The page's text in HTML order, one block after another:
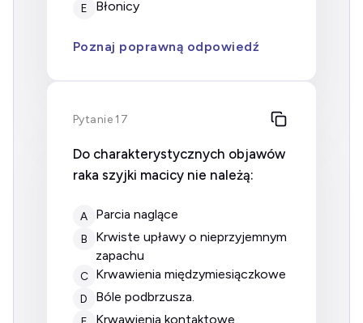
E błonicy
Poznaj poprawną odpowiedź
Pytanie 17
Do charakterystycznych objawów
raka szyjki macicy nie należą:
A parcia naglące
B
krwiste upławy o nieprzyjemnym
zapachu
C krwawienia międzymiesiączkowe
D bóle podbrzusza.
krwawienia kontaktowe.